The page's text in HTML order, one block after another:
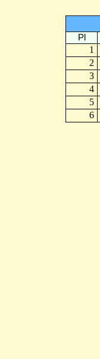
Pl
1
2
3
4
5
6